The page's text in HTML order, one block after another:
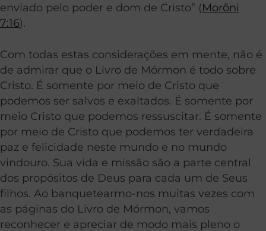
enviado pelo poder e dom de Cristo” (Morôni
7:16).
Com todas estas considerações em mente, não é
de admirar que o Livro de Mórmon é todo sobre
Cristo. É somente por meio de Cristo que
podemos ser salvos e exaltados. É somente por
meio Cristo que podemos ressuscitar. É somente
por meio de Cristo que podemos ter verdadeira
paz e felicidade neste mundo e no mundo
vindouro. Sua vida e missão são a parte central
dos propósitos de Deus para cada um de Seus
filhos. Ao banquetearmo-nos muitas vezes com
as páginas do Livro de Mórmon, vamos
reconhecer e apreciar de modo mais pleno o